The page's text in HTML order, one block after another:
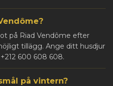
på Riad Vendôme efter
tillägg. Ange ditt husdjur
600 608 608.
på vintern?